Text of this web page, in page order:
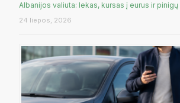
Albanijos valiuta: lekas, kursas į eurus ir
24 liepos, 2026